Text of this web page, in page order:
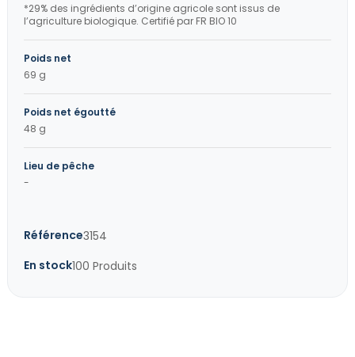
*29% des ingrédients d’origine agricole sont issus de
l’agriculture biologique. Certifié par FR BIO 10
Poids net
69 g
Poids net égoutté
48 g
Lieu de pêche
-
Référence3154
En stock100 Produits